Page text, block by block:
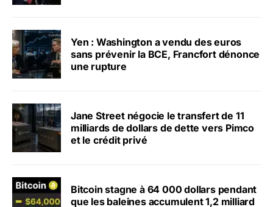
Yen : Washington a vendu des euros
sans prévenir la BCE, Francfort dénonce
une rupture
Jane Street négocie le transfert de 11
milliards de dollars de dette vers Pimco
et le crédit privé
Bitcoin stagne à 64 000 dollars pendant
que les baleines accumulent 1,2 milliard